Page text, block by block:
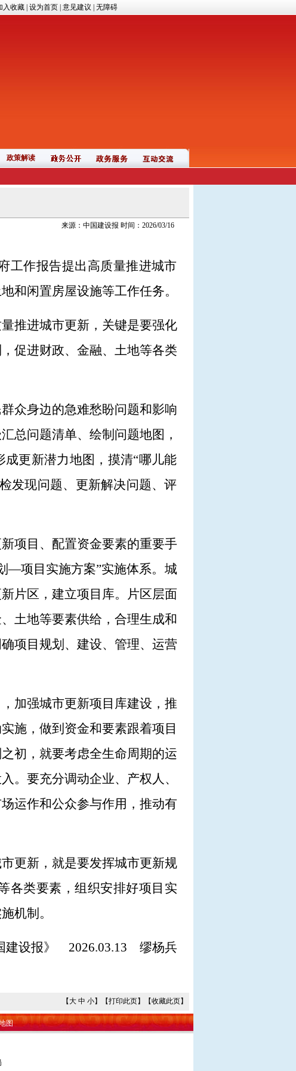
入收藏 设为首页 意见建议 无障碍
政策解读
来源：中国建设报 时间：2026/03/16
工作报告提出高质量推进城市
和闲置房屋设施等工作任务。
推进城市更新，关键是要强化
促进财政、金融、土地等各类
众身边的急难愁盼问题和影响
总问题清单、绘制问题地图，
更新潜力地图，摸清“哪儿能
发现问题、更新解决问题、评
项目、配置资金要素的重要手
—项目实施方案”实施体系。城
片区，建立项目库。片区层面
土地等要素供给，合理生成和
项目规划、建设、管理、运营
加强城市更新项目库建设，推
施，做到资金和要素跟着项目
初，就要考虑全生命周期的运
。要充分调动企业、产权人、
运作和公众参与作用，推动有
更新，就是要发挥城市更新规
各类要素，组织安排好项目实
机制。
设报》 2026.03.13 缪杨兵
【大 中 小】【打印此页】【收藏此页】
图